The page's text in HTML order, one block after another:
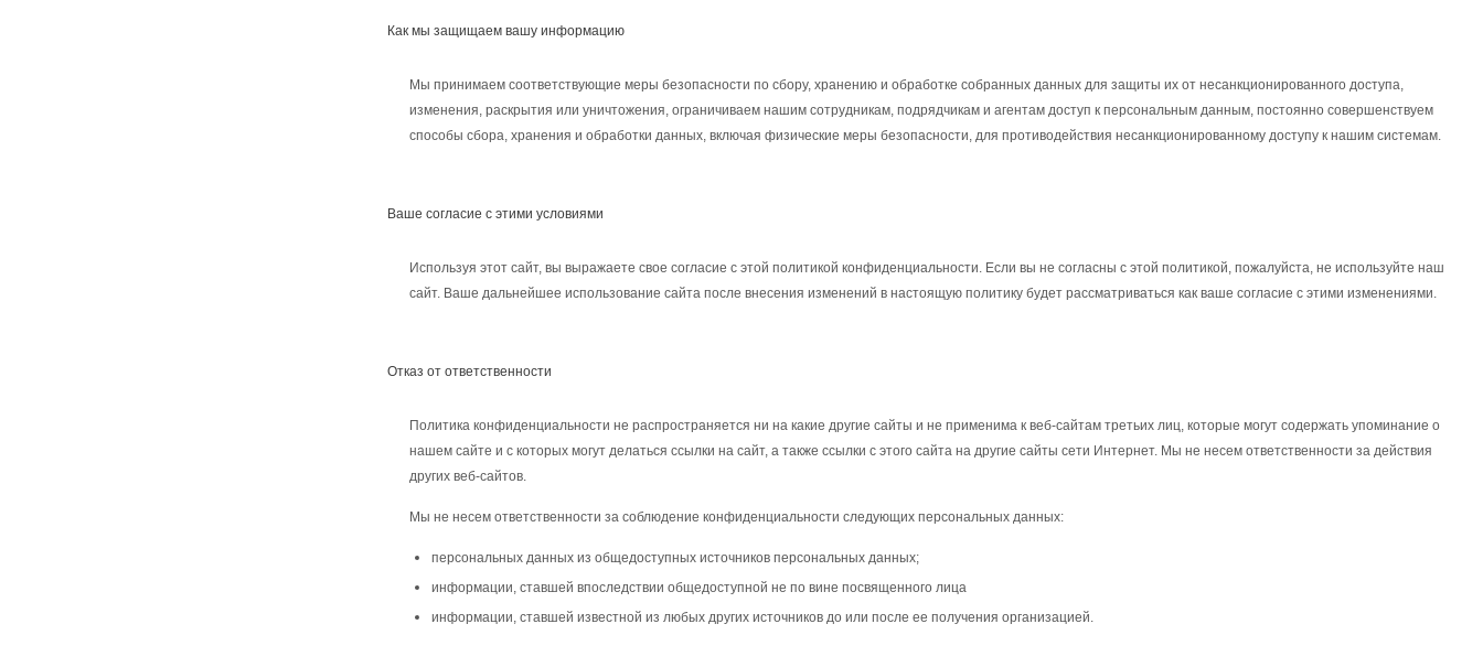
Как мы защищаем вашу информацию
Мы принимаем соответствующие меры безопасности по сбору, хранению и обработке собранных данных для защиты их от несанкционированного доступа,
изменения, раскрытия или уничтожения, ограничиваем нашим сотрудникам, подрядчикам и агентам доступ к персональным данным, постоянно совершенствуем
способы сбора, хранения и обработки данных, включая физические меры безопасности, для противодействия несанкционированному доступу к нашим системам.
Ваше согласие с этими условиями
Используя этот сайт, вы выражаете свое согласие с этой политикой конфиденциальности. Если вы не согласны с этой политикой, пожалуйста, не используйте наш
сайт. Ваше дальнейшее использование сайта после внесения изменений в настоящую политику будет рассматриваться как ваше согласие с этими изменениями.
Отказ от ответственности
Политика конфиденциальности не распространяется ни на какие другие сайты и не применима к веб-сайтам третьих лиц, которые могут содержать упоминание о
нашем сайте и с которых могут делаться ссылки на сайт, а также ссылки с этого сайта на другие сайты сети Интернет. Мы не несем ответственности за действия
других веб-сайтов.
Мы не несем ответственности за соблюдение конфиденциальности следующих персональных данных:
персональных данных из общедоступных источников персональных данных;
информации, ставшей впоследствии общедоступной не по вине посвященного лица
информации, ставшей известной из любых других источников до или после ее получения организацией.